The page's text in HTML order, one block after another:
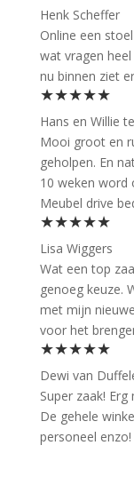
Henk Scheffer
Online een
wat vragen
nu binnen ziet
★★★★★
Hans en Willie
Mooi groot en
geholpen. En
10 weken word
Meubel drive
★★★★★
Lisa Wiggers
Wat een top
genoeg keuze.
met mijn
voor het
★★★★★
Dewi van
Super zaak!
De gehele
personeel enzo!